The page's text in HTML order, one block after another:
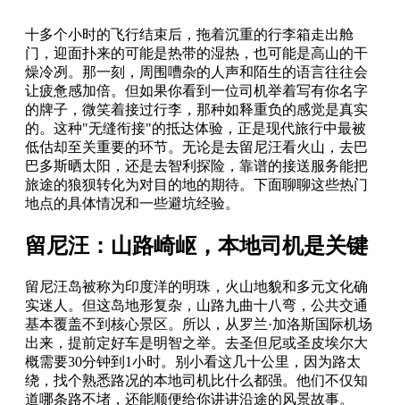
十多个小时的飞行结束后，拖着沉重的行李箱走出舱
门，迎面扑来的可能是热带的湿热，也可能是高山的干
燥冷冽。那一刻，周围嘈杂的人声和陌生的语言往往会
让疲惫感加倍。但如果你看到一位司机举着写有你名字
的牌子，微笑着接过行李，那种如释重负的感觉是真实
的。这种"无缝衔接"的抵达体验，正是现代旅行中最被
低估却至关重要的环节。无论是去留尼汪看火山，去巴
巴多斯晒太阳，还是去智利探险，靠谱的接送服务能把
旅途的狼狈转化为对目的地的期待。下面聊聊这些热门
地点的具体情况和一些避坑经验。
留尼汪：山路崎岖，本地司机是关键
留尼汪岛被称为印度洋的明珠，火山地貌和多元文化确
实迷人。但这岛地形复杂，山路九曲十八弯，公共交通
基本覆盖不到核心景区。所以，从罗兰·加洛斯国际机场
出来，提前定好车是明智之举。去圣但尼或圣皮埃尔大
概需要30分钟到1小时。别小看这几十公里，因为路太
绕，找个熟悉路况的本地司机比什么都强。他们不仅知
道哪条路不堵，还能顺便给你讲讲沿途的风景故事。